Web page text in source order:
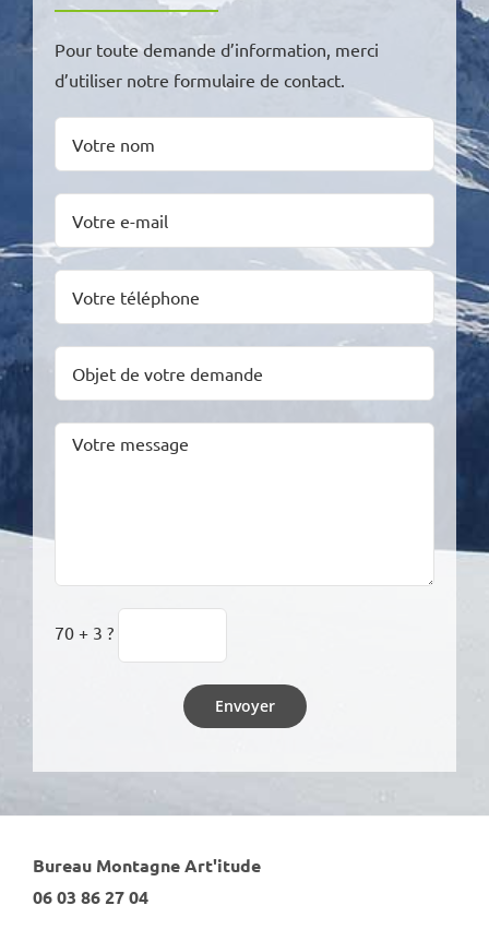
Pour toute demande d’information, merci
d’utiliser notre formulaire de contact.
70 + 3 ?
Bureau Montagne Art'itude
06 03 86 27 04